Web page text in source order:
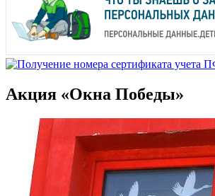
Акция «Окна Победы»